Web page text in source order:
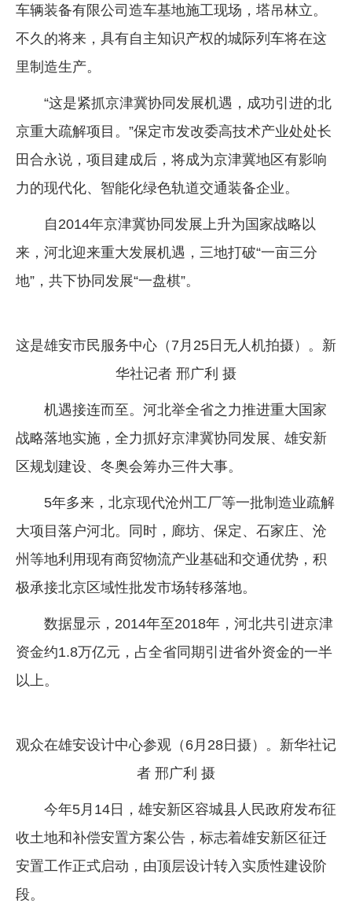
车辆装备有限公司造车基地施工现场，塔吊林立。
不久的将来，具有自主知识产权的城际列车将在这
里制造生产。
“这是紧抓京津冀协同发展机遇，成功引进的北
京重大疏解项目。”保定市发改委高技术产业处处长
田合永说，项目建成后，将成为京津冀地区有影响
力的现代化、智能化绿色轨道交通装备企业。
自2014年京津冀协同发展上升为国家战略以
来，河北迎来重大发展机遇，三地打破“一亩三分
地”，共下协同发展“一盘棋”。
这是雄安市民服务中心（7月25日无人机拍摄）。新
华社记者 邢广利 摄
机遇接连而至。河北举全省之力推进重大国家
战略落地实施，全力抓好京津冀协同发展、雄安新
区规划建设、冬奥会筹办三件大事。
5年多来，北京现代沧州工厂等一批制造业疏解
大项目落户河北。同时，廊坊、保定、石家庄、沧
州等地利用现有商贸物流产业基础和交通优势，积
极承接北京区域性批发市场转移落地。
数据显示，2014年至2018年，河北共引进京津
资金约1.8万亿元，占全省同期引进省外资金的一半
以上。
观众在雄安设计中心参观（6月28日摄）。新华社记
者 邢广利 摄
今年5月14日，雄安新区容城县人民政府发布征
收土地和补偿安置方案公告，标志着雄安新区征迁
安置工作正式启动，由顶层设计转入实质性建设阶
段。